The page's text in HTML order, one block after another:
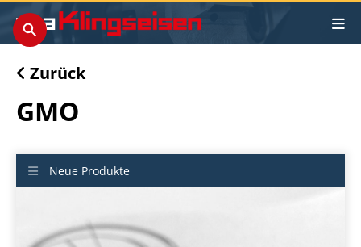
Zurück
GMO
Neue Produkte